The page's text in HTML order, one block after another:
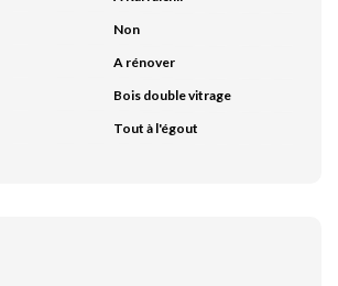
Non
A rénover
Bois double vitrage
Tout à l'égout